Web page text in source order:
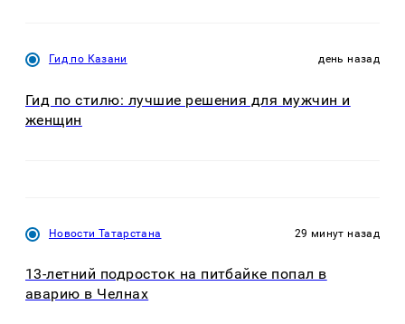
Гид по Казани день назад
Гид по стилю: лучшие решения для мужчин и
женщин
Новости Татарстана 29 минут назад
13-летний подросток на питбайке попал в
аварию в Челнах